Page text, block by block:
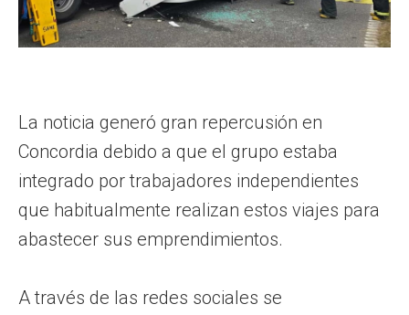
La noticia generó gran repercusión en
Concordia debido a que el grupo estaba
integrado por trabajadores independientes
que habitualmente realizan estos viajes para
abastecer sus emprendimientos.
A través de las redes sociales se